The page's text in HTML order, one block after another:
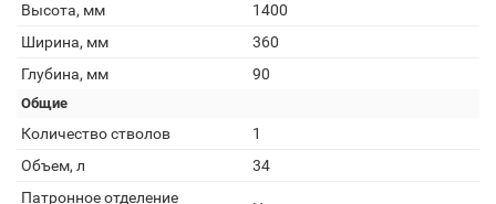
Высота, мм
1400
Ширина, мм
360
Глубина, мм
90
Общие
Количество стволов
1
Объем, л
34
Патронное отделение